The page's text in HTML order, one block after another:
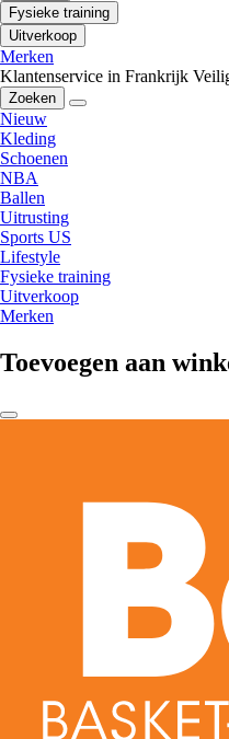
Fysieke training
Uitverkoop
Merken
Klantenservice in Frankrijk
Zoeken
Nieuw
Kleding
Schoenen
NBA
Ballen
Uitrusting
Sports US
Lifestyle
Fysieke training
Uitverkoop
Merken
Toevoegen aan